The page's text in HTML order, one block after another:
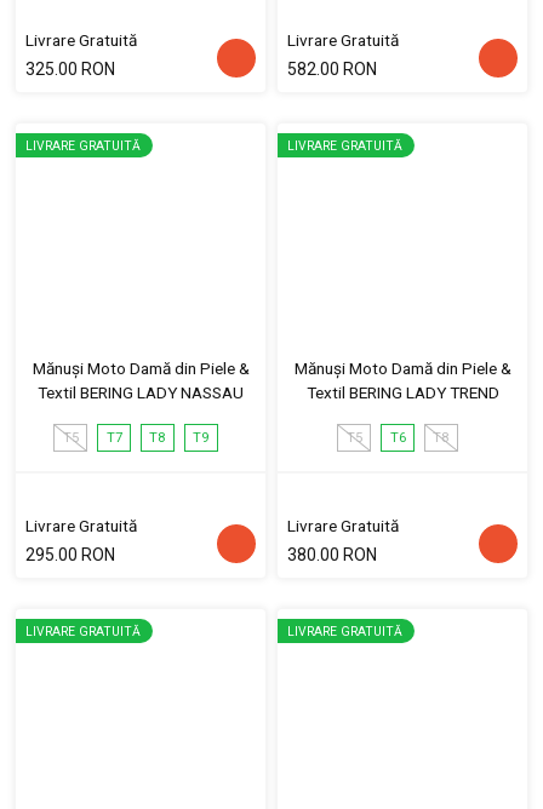
Livrare Gratuită
325.00 RON
Livrare Gratuită
582.00 RON
LIVRARE GRATUITĂ
Mănuși Moto Damă din Piele &
Textil BERING LADY NASSAU
T5 T7 T8 T9
Livrare Gratuită
295.00 RON
LIVRARE GRATUITĂ
Mănuși Moto Damă din Piele &
Textil BERING LADY TREND
T5 T6 T8
Livrare Gratuită
380.00 RON
LIVRARE GRATUITĂ LIVRARE GRATUITĂ